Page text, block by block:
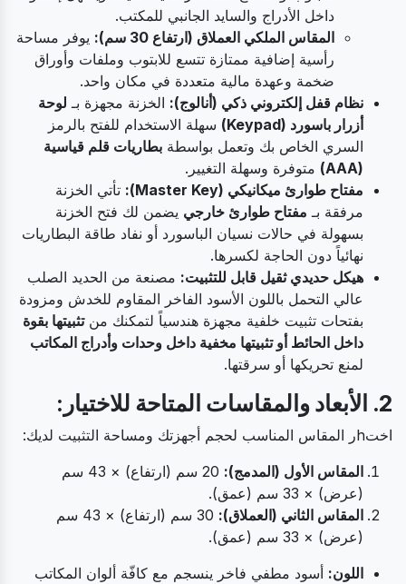
داخل الأدراج والسايد الجانبي للمكتب.
المقاس الملكي العملاق (ارتفاع 30 سم):
يوفر مساحة
رأسية إضافية ممتازة تتسع للابتوب وملفات وأوراق
ضخمة وعهدة مالية متعددة في مكان واحد.
نظام قفل إلكتروني ذكي (أنالوج): الخزنة مجهزة بـ لوحة
أزرار باسورد (Keypad)
سهلة الاستخدام للفتح بالرمز
السري الخاص بك وتعمل بواسطة بطاريات قلم قياسية
(AAA)
متوفرة وسهلة التغيير.
مفتاح طوارئ ميكانيكي (Master Key):
تأتي الخزنة
مرفقة بـ مفتاح طوارئ خارجي يضمن لك فتح الخزنة
بسهولة في حالات نسيان الباسورد أو نفاد طاقة البطاريات
نهائياً دون الحاجة لكسرها.
هيكل حديدي ثقيل قابل للتثبيت: مصنعة من الحديد الصلب
عالي التحمل باللون الأسود الفاخر المقاوم للخدش ومزودة
بفتحات تثبيت خلفية مجهزة هندسياً لتمكنك منتثبيتها بقوة
داخل الحائط أو تثبيتها مخفية داخل وحدات وأدراج المكاتب
لمنع تحريكها أو سرقتها.
2. الأبعاد والمقاسات المتاحة للاختيار:
اختhر المقاس المناسب لحجم أجهزتك ومساحة التثبيت لديك:
المقاس الأول (المدمج):
20 سم (ارتفاع) × 43 سم
(عرض) × 33 سم (عمق).
المقاس الثاني (العملاق):
30 سم (ارتفاع) × 43 سم
(عرض) × 33 سم (عمق).
اللون: أسود مطفي فاخر ينسجم مع كافّة ألوان المكاتب